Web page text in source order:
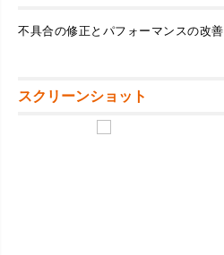
不具合の修正とパフォーマンスの改善
スクリーンショット